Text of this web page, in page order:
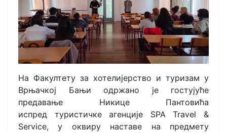
На Факултету за хотелијерство и туризам у
Врњачкој Бањи одржано је гостујуће
предавање Никице Пантовића
испред туристичке агенције SPA Travel &
Service, у оквиру наставе на предмету